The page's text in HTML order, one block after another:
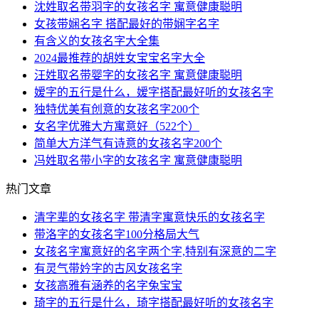
沈姓取名带羽字的女孩名字 寓意健康聪明
女孩带娴名字 搭配最好的带娴字名字
有含义的女孩名字大全集
2024最推荐的胡姓女宝宝名字大全
汪姓取名带婴字的女孩名字 寓意健康聪明
嫒字的五行是什么，嫒字搭配最好听的女孩名字
独特优美有创意的女孩名字200个
女名字优雅大方寓意好（522个）
简单大方洋气有诗意的女孩名字200个
冯姓取名带小字的女孩名字 寓意健康聪明
热门文章
清字辈的女孩名字 带清字寓意快乐的女孩名字
带洛字的女孩名字100分格局大气
女孩名字寓意好的名字两个字,特别有深意的二字
有灵气带妗字的古风女孩名字
女孩高雅有涵养的名字兔宝宝
琦字的五行是什么，琦字搭配最好听的女孩名字